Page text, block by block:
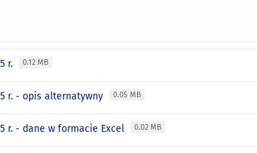
r. 0.12 MB
r. - opis alternatywny 0.05 MB
r. - dane w formacie Excel 0.02 MB